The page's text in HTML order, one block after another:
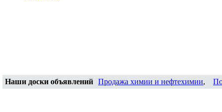
Наши доски объявлений Продажа химии и нефтехимии,